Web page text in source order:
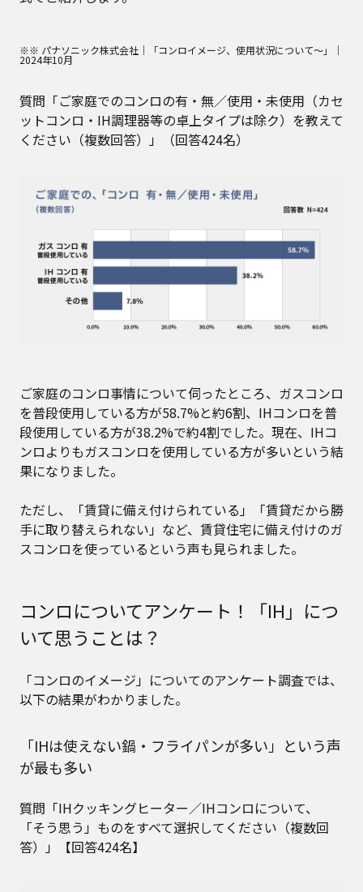
※※ パナソニック株式会社｜「コンロイメージ、使用状況について～」｜
2024年10月
質問「ご家庭でのコンロの有・無／使用・未使用（カセ
ットコンロ・IH調理器等の卓上タイプは除ク）を教えて
ください（複数回答）」（回答424名）
ご家庭のコンロ事情について伺ったところ、ガスコンロ
を普段使用している方が58.7%と約6割、IHコンロを普
段使用している方が38.2%で約4割でした。現在、IHコ
ンロよりもガスコンロを使用している方が多いという結
果になりました。
ただし、「賃貸に備え付けられている」「賃貸だから勝
手に取り替えられない」など、賃貸住宅に備え付けのガ
スコンロを使っているという声も見られました。
コンロについてアンケート！「IH」につ
いて思うことは？
「コンロのイメージ」についてのアンケート調査では、
以下の結果がわかりました。
「IHは使えない鍋・フライパンが多い」という声
が最も多い
質問「IHクッキングヒーター／IHコンロについて、
「そう思う」ものをすべて選択してください（複数回
答）」【回答424名】